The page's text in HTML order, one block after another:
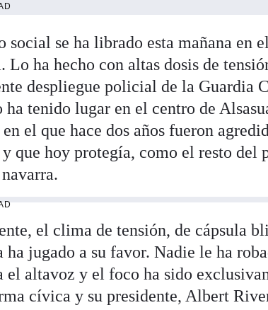
social se ha librado esta mañana en
Lo ha hecho con altas dosis de
despliegue policial de la Guardia
tenido lugar en el centro de
en el que hace dos años fueron
y que hoy protegía, como el resto
el clima de tensión, de cápsula
ha jugado a su favor. Nadie le ha
el altavoz y el foco ha sido
cívica y su presidente, Albert